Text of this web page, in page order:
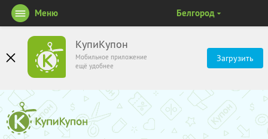
КупиКупон
Мобильное приложение
ещё удобнее
Загрузить
Меню Белгород